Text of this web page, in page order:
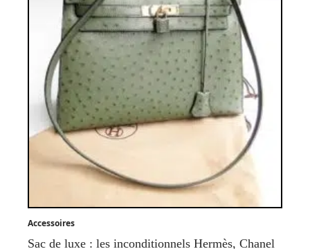
Accessoires
Sac de luxe : les inconditionnels Hermès, Chanel